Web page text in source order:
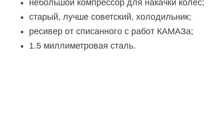
небольшой компрессор для накачки колес;
старый, лучше советский, холодильник;
ресивер от списанного с работ КАМАЗа;
1.5 миллиметровая сталь.